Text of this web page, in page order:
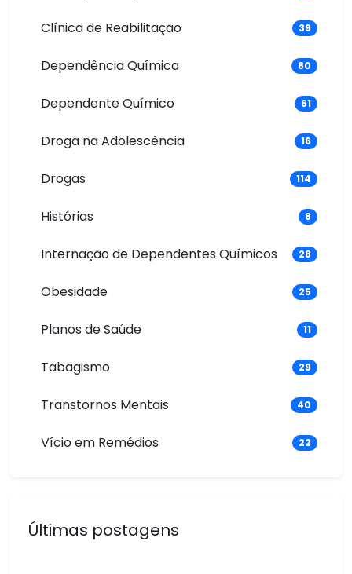
Clínica de Reabilitação 39
Dependência Química 80
Dependente Químico 61
Droga na Adolescência 16
Drogas 114
Histórias 8
Internação de Dependentes Químicos 28
Obesidade 25
Planos de Saúde 11
Tabagismo 29
Transtornos Mentais 40
Vício em Remédios 22
Últimas postagens